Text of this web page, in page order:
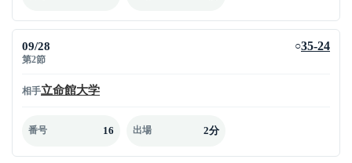
09/28
第2節
○35-24
相手立命館大学
番号 16 出場 2分